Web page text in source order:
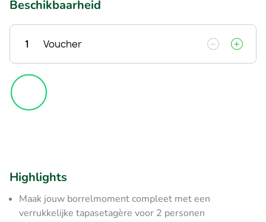
Beschikbaarheid
1 Voucher
Highlights
Maak jouw borrelmoment compleet met een
verrukkelijke tapasetagère voor 2 personen